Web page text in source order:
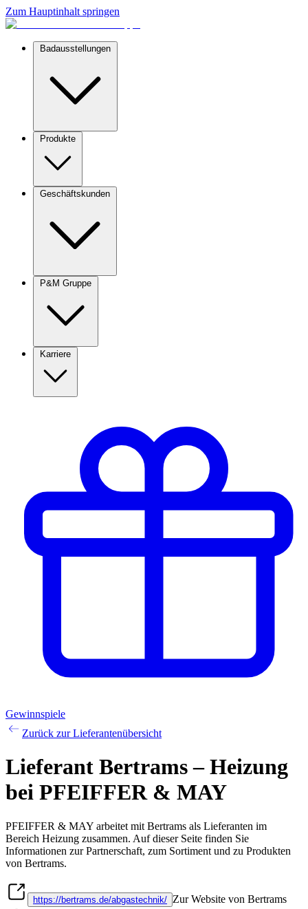
Zum Hauptinhalt springen
Badausstellungen
Produkte
Geschäftskunden
P&M Gruppe
Karriere
Gewinnspiele
Zurück zur Lieferantenübersicht
Lieferant Bertrams – Heizung
bei PFEIFFER & MAY
PFEIFFER & MAY arbeitet mit Bertrams als Lieferanten im
Bereich Heizung zusammen. Auf dieser Seite finden Sie
Informationen zur Partnerschaft, zum Sortiment und zu Produkten
von Bertrams.
https://bertrams.de/abgastechnik/ Zur Website von Bertrams